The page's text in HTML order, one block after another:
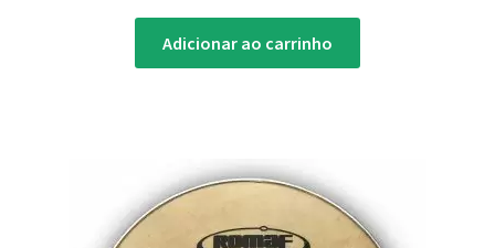
Adicionar ao carrinho